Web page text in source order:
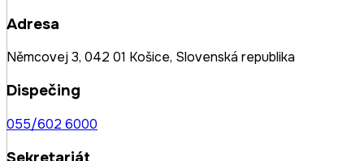
Adresa
Němcovej 3, 042 01 Košice, Slovenská republika
Dispečing
055/602 6000